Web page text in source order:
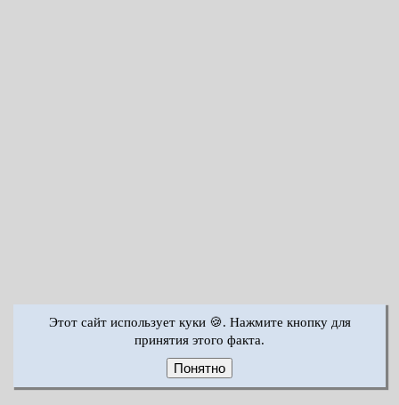
Этот сайт использует куки 🍪. Нажмите кнопку для
принятия этого факта.
Понятно